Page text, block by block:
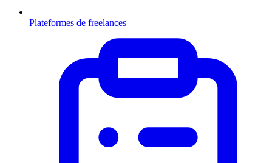
Plateformes de freelances